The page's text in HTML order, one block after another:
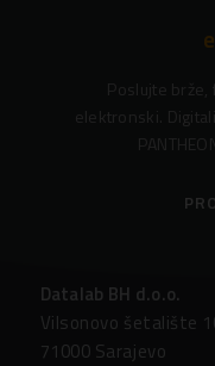
Poslujte brže,
elektronski.
Datalab BH d.o.o.
Vilsonovo šetalište
71000 Sarajevo